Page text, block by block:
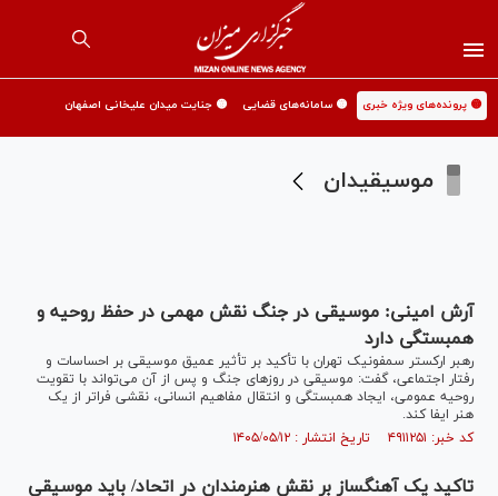
🟡 پرونده‌های ویژه خبری 🟡 سامانه‌های قضایی 🟡 جنایت میدان علیخانی اصفهان
موسیقیدان
آرش امینی: موسیقی در جنگ نقش مهمی در حفظ روحیه و
همبستگی دارد
رهبر ارکستر سمفونیک تهران با تأکید بر تأثیر عمیق موسیقی بر احساسات و
رفتار اجتماعی، گفت: موسیقی در روز‌های جنگ و پس از آن می‌تواند با تقویت
روحیه عمومی، ایجاد همبستگی و انتقال مفاهیم انسانی، نقشی فراتر از یک
هنر ایفا کند.
کد خبر: ۴۹۱۱۲۵۱ تاریخ انتشار : ۱۴۰۵/۰۵/۱۲
تاکید یک آهنگساز بر نقش هنرمندان در اتحاد/ باید موسیقی